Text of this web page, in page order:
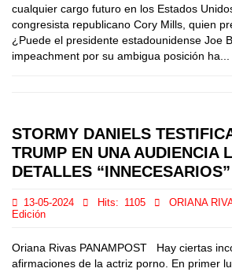
cualquier cargo futuro en los Estados
congresista republicano Cory Mills, quien
¿Puede el presidente estadounidense Joe
impeachment por su ambigua posición ha...
STORMY DANIELS
TRUMP EN UNA AUDIENCIA
DETALLES “INNECESARIOS”
13-05-2024 Hits: 1105 ORIANA
Edición
Oriana Rivas PANAMPOST Hay ciertas
afirmaciones de la actriz porno. En primer